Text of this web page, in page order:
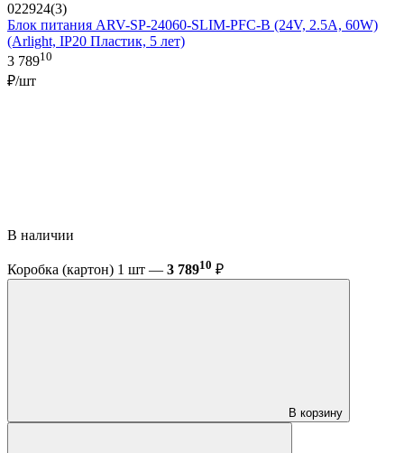
022924(3)
Блок питания ARV-SP-24060-SLIM-PFC-B (24V, 2.5A, 60W)
(Arlight, IP20 Пластик, 5 лет)
3 78910
₽/шт
В наличии
Коробка (картон) 1 шт — 3 78910 ₽
В корзину